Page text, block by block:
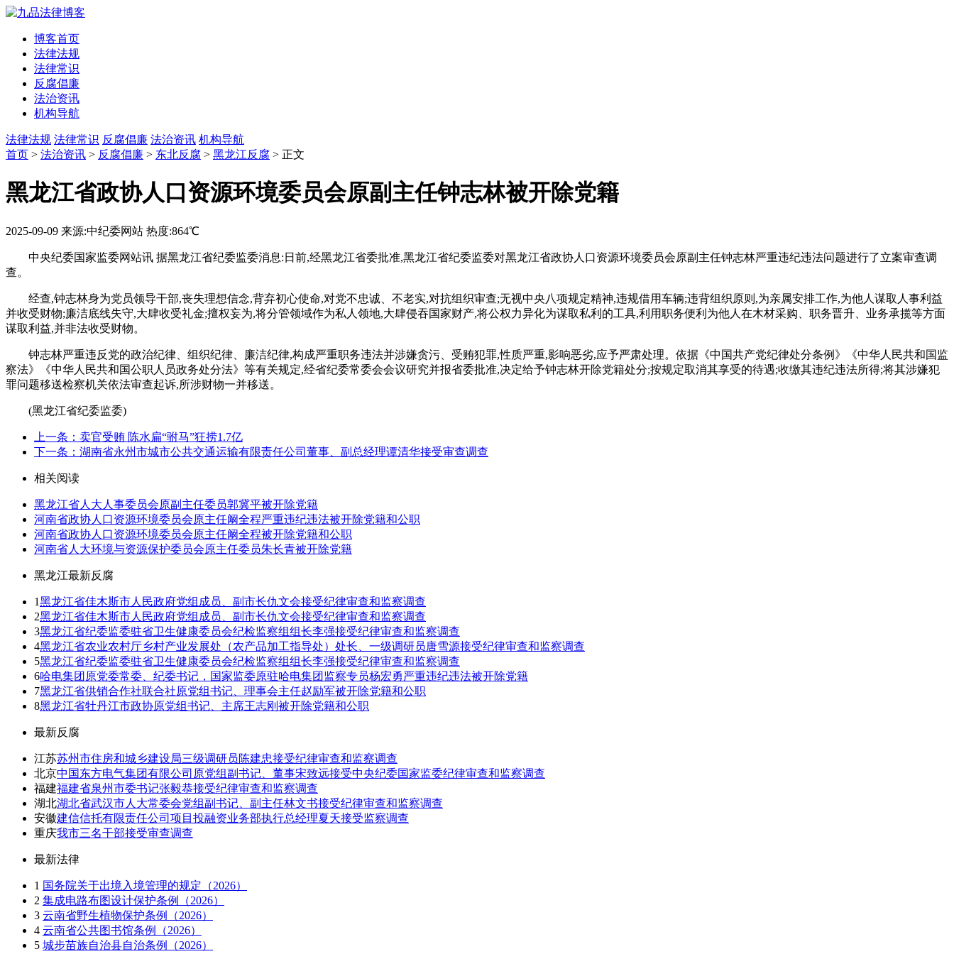
博客首页
法律法规
法律常识
反腐倡廉
法治资讯
机构导航
法律法规 法律常识 反腐倡廉 法治资讯 机构导航
首页 > 法治资讯 > 反腐倡廉 > 东北反腐 > 黑龙江反腐 > 正文
黑龙江省政协人口资源环境委员会原副主任钟志林被开除党籍
2025-09-09 来源:中纪委网站 热度:864℃
中央纪委国家监委网站讯 据黑龙江省纪委监委消息:日前,经黑龙江省委批准,黑龙江省纪委监委对黑龙江省政协人口资源环境委员会原副主任钟志林严重违纪违法问题进行了立案审查调
查。
经查,钟志林身为党员领导干部,丧失理想信念,背弃初心使命,对党不忠诚、不老实,对抗组织审查;无视中央八项规定精神,违规借用车辆;违背组织原则,为亲属安排工作,为他人谋取人事利益
并收受财物;廉洁底线失守,大肆收受礼金;擅权妄为,将分管领域作为私人领地,大肆侵吞国家财产,将公权力异化为谋取私利的工具,利用职务便利为他人在木材采购、职务晋升、业务承揽等方面
谋取利益,并非法收受财物。
钟志林严重违反党的政治纪律、组织纪律、廉洁纪律,构成严重职务违法并涉嫌贪污、受贿犯罪,性质严重,影响恶劣,应予严肃处理。依据《中国共产党纪律处分条例》《中华人民共和国监
察法》《中华人民共和国公职人员政务处分法》等有关规定,经省纪委常委会会议研究并报省委批准,决定给予钟志林开除党籍处分;按规定取消其享受的待遇;收缴其违纪违法所得;将其涉嫌犯
罪问题移送检察机关依法审查起诉,所涉财物一并移送。
(黑龙江省纪委监委)
上一条：卖官受贿 陈水扁“驸马”狂捞1.7亿
下一条：湖南省永州市城市公共交通运输有限责任公司董事、副总经理谭清华接受审查调查
相关阅读
黑龙江省人大人事委员会原副主任委员郭冀平被开除党籍
河南省政协人口资源环境委员会原主任阚全程严重违纪违法被开除党籍和公职
河南省政协人口资源环境委员会原主任阚全程被开除党籍和公职
河南省人大环境与资源保护委员会原主任委员朱长青被开除党籍
黑龙江最新反腐
1黑龙江省佳木斯市人民政府党组成员、副市长仇文会接受纪律审查和监察调查
2黑龙江省佳木斯市人民政府党组成员、副市长仇文会接受纪律审查和监察调查
3黑龙江省纪委监委驻省卫生健康委员会纪检监察组组长李强接受纪律审查和监察调查
4黑龙江省农业农村厅乡村产业发展处（农产品加工指导处）处长、一级调研员唐雪源接受纪律审查和监察调查
5黑龙江省纪委监委驻省卫生健康委员会纪检监察组组长李强接受纪律审查和监察调查
6哈电集团原党委常委、纪委书记，国家监委原驻哈电集团监察专员杨宏勇严重违纪违法被开除党籍
7黑龙江省供销合作社联合社原党组书记、理事会主任赵励军被开除党籍和公职
8黑龙江省牡丹江市政协原党组书记、主席王志刚被开除党籍和公职
最新反腐
江苏苏州市住房和城乡建设局三级调研员陈建忠接受纪律审查和监察调查
北京中国东方电气集团有限公司原党组副书记、董事宋致远接受中央纪委国家监委纪律审查和监察调查
福建福建省泉州市委书记张毅恭接受纪律审查和监察调查
湖北湖北省武汉市人大常委会党组副书记、副主任林文书接受纪律审查和监察调查
安徽建信信托有限责任公司项目投融资业务部执行总经理夏天接受监察调查
重庆我市三名干部接受审查调查
最新法律
1 国务院关于出境入境管理的规定（2026）
2 集成电路布图设计保护条例（2026）
3 云南省野生植物保护条例（2026）
4 云南省公共图书馆条例（2026）
5 城步苗族自治县自治条例（2026）